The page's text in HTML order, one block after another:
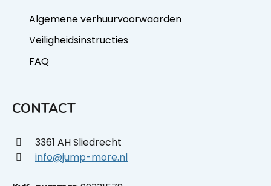
Algemene verhuurvoorwaarden
Veiligheidsinstructies
FAQ
CONTACT
3361 AH Sliedrecht
info@jump-more.nl